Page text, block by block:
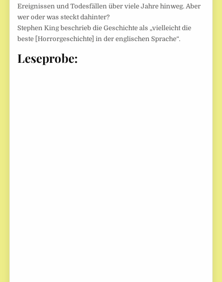
Ereignissen und Todesfällen über viele Jahre hinweg. Aber
wer oder was steckt dahinter?
Stephen King beschrieb die Geschichte als „vielleicht die
beste [Horrorgeschichte] in der englischen Sprache“.
Leseprobe: